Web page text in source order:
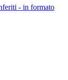
- in formato